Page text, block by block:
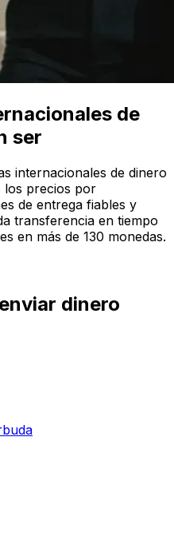
de
ser
internacionales de dinero
los precios por
de entrega fiables y
transferencia en tiempo
en más de 130 monedas.
dinero